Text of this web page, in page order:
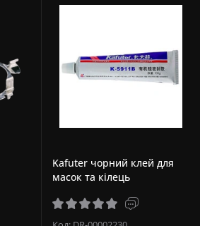
Kafuter чорний клей для
масок та кілець